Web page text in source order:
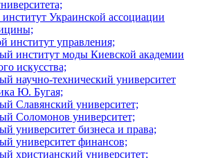
Украинской ассоциации
институт управления;
институт моды Киевской академии
искусства;
научно-технический университет
Ю. Бугая;
Славянский университет;
Соломонов университет;
университет бизнеса и права;
университет финансов;
христианский университет;